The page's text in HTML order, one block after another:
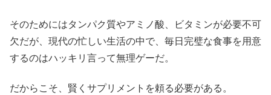
そのためにはタンパク質やアミノ酸、ビタミンが必要不可
欠だが、現代の忙しい生活の中で、毎日完璧な食事を用意
するのはハッキリ言って無理ゲーだ。
だからこそ、賢くサプリメントを頼る必要がある。